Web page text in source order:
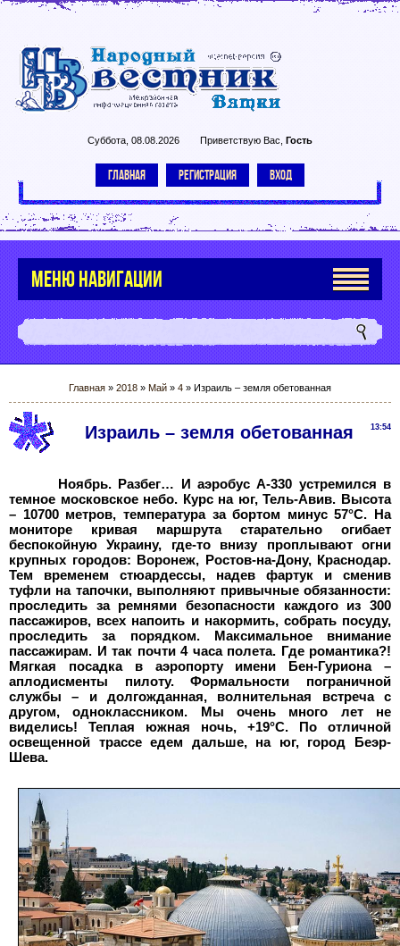
Суббота, 08.08.2026 Приветствую Вас Гость
ГЛАВНАЯ РЕГИСТРАЦИЯ ВХОД
МЕНЮ НАВИГАЦИИ
Главная » 2018 » Май » 4 » Израиль – земля обетованная
13:54
Израиль – земля обетованная
Ноябрь. Разбег… И аэробус А-330 устремился в
темное московское небо. Курс на юг, Тель-Авив. Высота
– 10700 метров, температура за бортом минус 57°С. На
мониторе кривая маршрута старательно огибает
беспокойную Украину, где-то внизу проплывают огни
крупных городов: Воронеж, Ростов-на-Дону, Краснодар.
Тем временем стюардессы, надев фартук и сменив
туфли на тапочки, выполняют привычные обязанности:
проследить за ремнями безопасности каждого из 300
пассажиров, всех напоить и накормить, собрать посуду,
проследить за порядком. Максимальное внимание
пассажирам. И так почти 4 часа полета. Где романтика?!
Мягкая посадка в аэропорту имени Бен-Гуриона –
аплодисменты пилоту. Формальности пограничной
службы – и долгожданная, волнительная встреча с
другом, одноклассником. Мы очень много лет не
виделись! Теплая южная ночь, +19°С. По отличной
освещенной трассе едем дальше, на юг, город Беэр-
Шева.